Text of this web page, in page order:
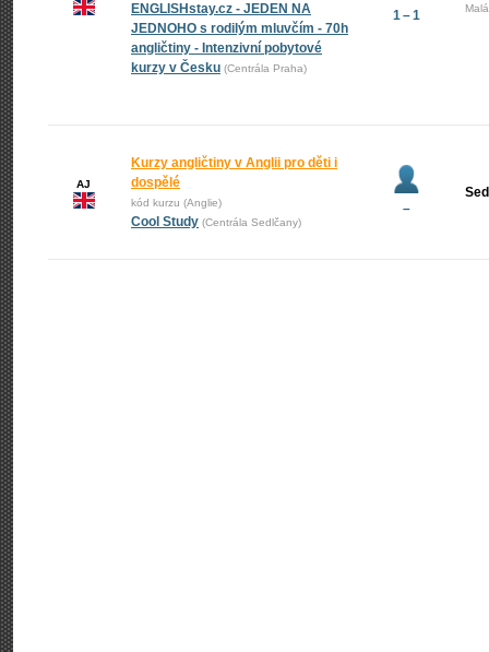
ENGLISHstay.cz - JEDEN NA
JEDNOHO s rodilým mluvčím - 70h
angličtiny - Intenzivní pobytové
kurzy v Česku (Centrála Praha)
1 – 1
AJ
Kurzy angličtiny v Anglii pro děti i
dospělé
kód kurzu (Anglie)
Cool Study (Centrála Sedlčany)
–